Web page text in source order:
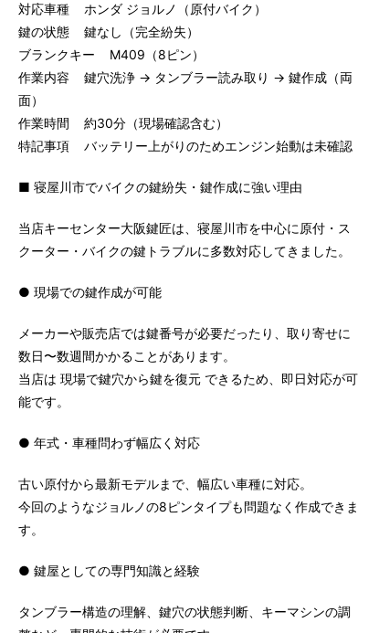
対応車種 ホンダ ジョルノ（原付バイク）
鍵の状態 鍵なし（完全紛失）
ブランクキー M409（8ピン）
作業内容 鍵穴洗浄 → タンブラー読み取り → 鍵作成（両
面）
作業時間 約30分（現場確認含む）
特記事項 バッテリー上がりのためエンジン始動は未確認
■ 寝屋川市でバイクの鍵紛失・鍵作成に強い理由
当店キーセンター大阪鍵匠は、寝屋川市を中心に原付・ス
クーター・バイクの鍵トラブルに多数対応してきました。
● 現場での鍵作成が可能
メーカーや販売店では鍵番号が必要だったり、取り寄せに
数日〜数週間かかることがあります。
当店は 現場で鍵穴から鍵を復元 できるため、即日対応が可
能です。
● 年式・車種問わず幅広く対応
古い原付から最新モデルまで、幅広い車種に対応。
今回のようなジョルノの8ピンタイプも問題なく作成できま
す。
● 鍵屋としての専門知識と経験
タンブラー構造の理解、鍵穴の状態判断、キーマシンの調